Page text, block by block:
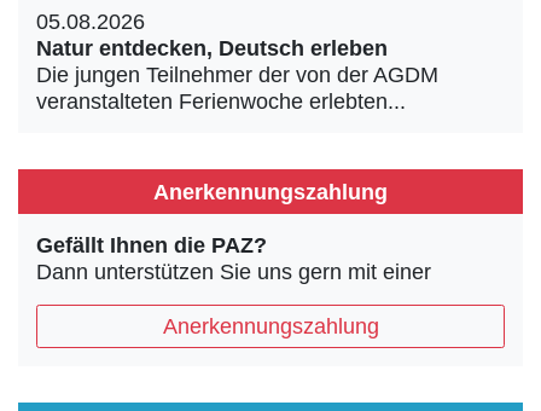
05.08.2026
Natur entdecken, Deutsch erleben
Die jungen Teilnehmer der von der AGDM
veranstalteten Ferienwoche erlebten...
Anerkennungszahlung
Gefällt Ihnen die PAZ?
Dann unterstützen Sie uns gern mit einer
Anerkennungszahlung